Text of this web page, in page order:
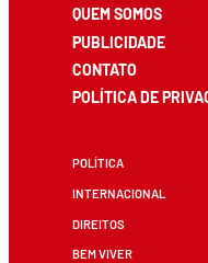
QUEM SOMOS
PUBLICIDADE
CONTATO
POLÍTICA DE
POLÍTICA
INTERNACIONAL
DIREITOS
BEM VIVER